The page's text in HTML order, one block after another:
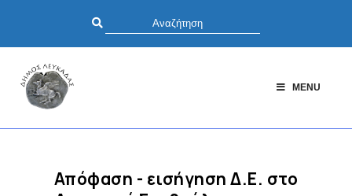
MENU
Απόφαση - εισήγηση Δ.Ε. στο